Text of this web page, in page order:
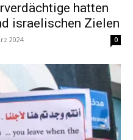
hatten
israelischen Zielen
2024 0